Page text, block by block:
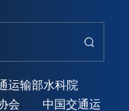
运输部水科院
会 中国交通运